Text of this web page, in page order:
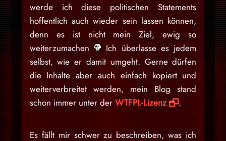
werde ich diese politischen Statements
hoffentlich auch wieder sein lassen können,
denn es ist nicht mein Ziel, ewig so
weiterzumachen
Ich überlasse es jedem
selbst, wie er damit umgeht. Gerne dürfen
die Inhalte aber auch einfach kopiert und
weiterverbreitet werden, mein Blog stand
schon immer unter der WTFPL-Lizenz .
Es fällt mir schwer zu beschreiben, was ich